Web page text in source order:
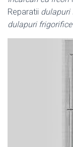
Reparatii dulapuri
dulapuri frigorifice